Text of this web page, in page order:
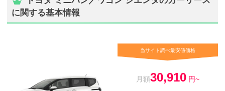
カーリース一覧
エリア別店舗一覧
に関する基本情報
当サイト調べ最安値価格
月額30,910 円~